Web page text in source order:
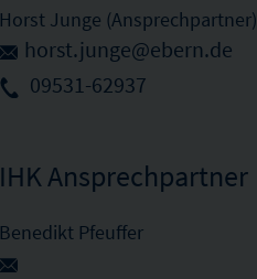
Horst Junge (Ansprechpartner)
horst.junge@ebern.de
09531-62937
IHK Ansprechpartner
Benedikt Pfeuffer